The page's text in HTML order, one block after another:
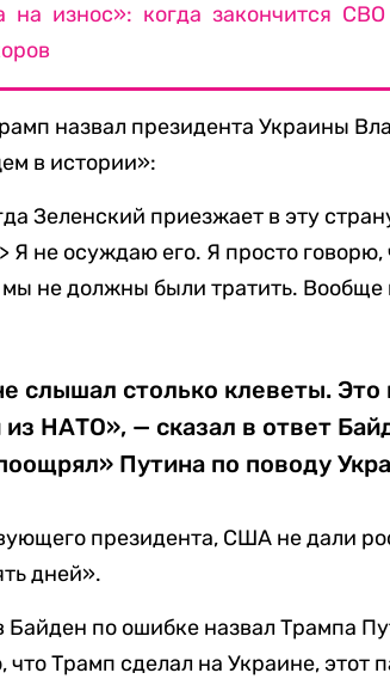
на износ»: когда закончится
назвал президента Украины
в истории»:
Зеленский приезжает в эту
Я не осуждаю его. Я просто говорю,
не должны были тратить. Вообще
слышал столько клеветы. Это
НАТО», — сказал в ответ
Путина по поводу
президента, США не дали
дней».
Байден по ошибке назвал Трампа
что Трамп сделал на Украине, этот